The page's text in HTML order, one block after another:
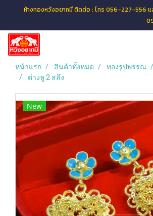
ห้างทองหวังอยากมี ติดต่อ : โทร 056-227-556
หน้าแรก สินค้าทั้งหมด ทองรูปพรรณ
ต่างหู 2 สลึง
New